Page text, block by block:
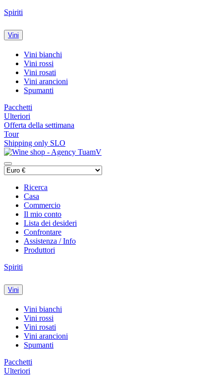
Spiriti
Vini
Vini bianchi
Vini rossi
Vini rosati
Vini arancioni
Spumanti
Pacchetti
Ulteriori
Offerta della settimana
Tour
Shipping only SLO
Ricerca
Casa
Commercio
Il mio conto
Lista dei desideri
Confrontare
Assistenza / Info
Produttori
Spiriti
Vini
Vini bianchi
Vini rossi
Vini rosati
Vini arancioni
Spumanti
Pacchetti
Ulteriori